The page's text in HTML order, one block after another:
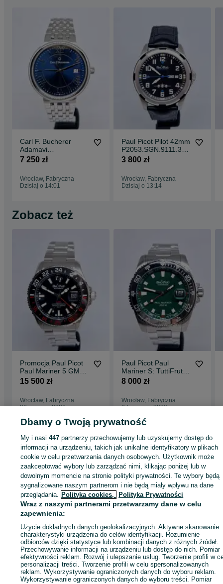
Carl F. Bucherer
Adamavi
00.10314.08.55.21
7 250 zł
Wrocław, Fabryczna
Dzisiaj o 14:01
Paul Picot Pilot 42mm
P2053.SGN.9111.331
4-B
3 800 zł
Wrocław, Fabryczna
Dzisiaj o 13:14
Zobacz też
Promocja Paul Picot
Paul Mariner 5 GMT
P4353SG.CN.311
15 500 zł
Wrocław, Fabryczna
06 sierpnia 2026
Paul Picot Paul
Mariner S: TuttiFrutti
P4352.SG.4000.6614
8 000 zł
Wrocław, Fabryczna
07 sierpnia 2026
Strona główna Moda Zegarki Zegarki męskie
Zegarki męskie -
Dolnośląskie
Zegarki męskie - Wrocław Zegarki męskie - Fabryczna
KATEGORIA
ID:865640055 Wyświetlenia:
Zadzwoń / SMS Wyślij wiadomość
Dbamy o Twoją prywatność
My i nasi447 partnerzy przechowujemy lub uzyskujemy dostęp do
informacji na urządzeniu, takich jak unikalne identyfikatory w plikach
cookie w celu przetwarzania danych osobowych. Użytkownik może
zaakceptować wybory lub zarządzać nimi, klikając poniżej lub w
dowolnym momencie na stronie polityki prywatności. Te wybory będą
sygnalizowane naszym partnerom i nie będą miały wpływu na dane
przeglądania. Polityka cookies, Polityka Prywatności
Wraz z naszymi partnerami przetwarzamy dane w celu
zapewnienia:
Użycie dokładnych danych geolokalizacyjnych. Aktywne skanowanie
charakterystyki urządzenia do celów identyfikacji. Rozumienie
odbiorców dzięki statystyce lub kombinacji danych z różnych źródeł.
Przechowywanie informacji na urządzeniu lub dostęp do nich. Pomiar
efektywności reklam. Rozwój i ulepszanie usług. Tworzenie profili w
personalizacji treści. Tworzenie profili w celu spersonalizowanych
reklam. Wykorzystywanie ograniczonych danych do wyboru reklam.
Wykorzystywanie ograniczonych danych do wyboru treści. Pomiar